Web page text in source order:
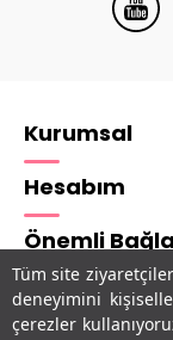
Tüm site
deneyimini
çerezler
Kurumsal
Hesabım
Önemli
Adres &